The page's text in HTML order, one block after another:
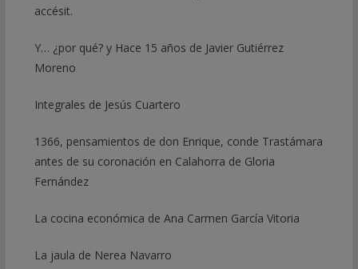
accésit.
Y… ¿por qué? y Hace 15 años de Javier Gutiérrez
Moreno
Integrales de Jesús Cuartero
1366, pensamientos de don Enrique, conde Trastámara
antes de su coronación en Calahorra de Gloria
Fernández
La cocina económica de Ana Carmen García Vitoria
La jaula de Nerea Navarro